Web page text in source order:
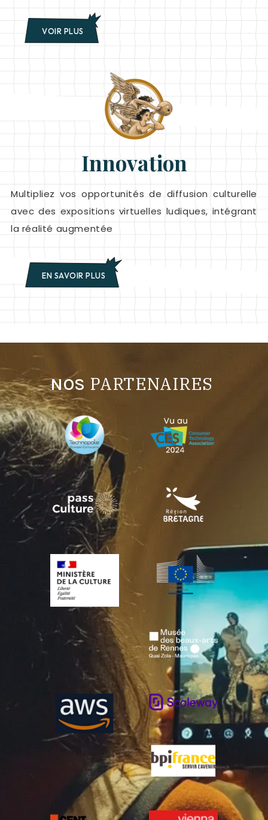
VOIR PLUS
Innovation
EN SAVOIR PLUS
Multipliez vos opportunités de diffusion culturelle
avec des expositions virtuelles ludiques, intégrant
la réalité augmentée
NOS PARTENAIRES